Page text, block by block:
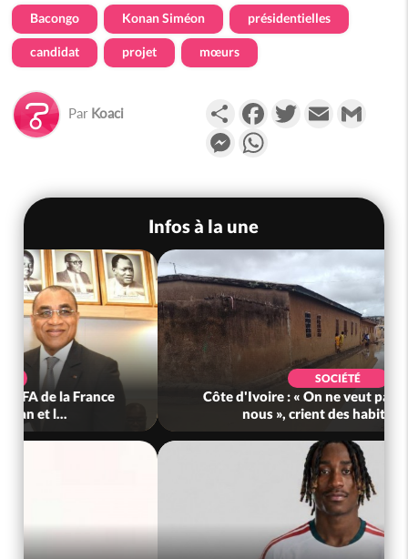
Bacongo Konan Siméon présidentielles
candidat projet mœurs
Par Koaci PartagerFacebookTwitterEmail
Messenger
Infos à la une
Côte d'Ivoire : Décrispation ? Mamadou
Traoré ex conseiller de Soro a recou...